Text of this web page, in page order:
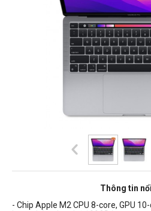
Thông tin
- Chip Apple M2 CPU 8-core, GPU